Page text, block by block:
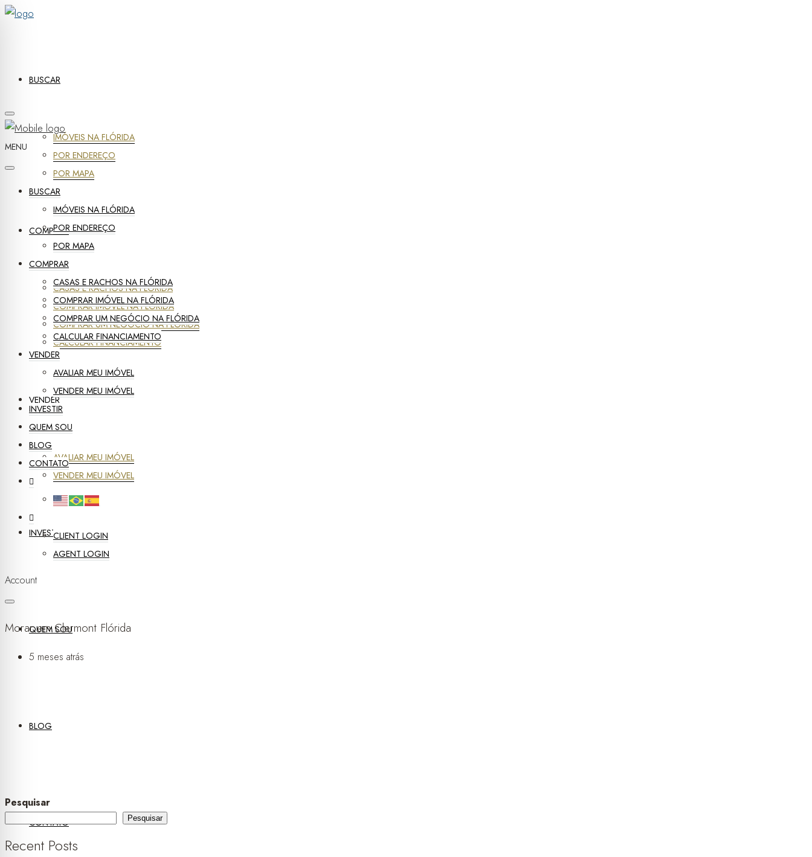
BUSCAR
IMÓVEIS NA FLÓRIDA
POR ENDEREÇO
POR MAPA
COMPRAR
CASAS E RACHOS NA FLÓRIDA
COMPRAR IMÓVEL NA FLÓRIDA
COMPRAR UM NEGÓCIO NA FLÓRIDA
CALCULAR FINANCIAMENTO
VENDER
AVALIAR MEU IMÓVEL
VENDER MEU IMÓVEL
INVESTIR
QUEM SOU
BLOG
CONTATO
MENU
BUSCAR
IMÓVEIS NA FLÓRIDA
POR ENDEREÇO
POR MAPA
COMPRAR
CASAS E RACHOS NA FLÓRIDA
COMPRAR IMÓVEL NA FLÓRIDA
COMPRAR UM NEGÓCIO NA FLÓRIDA
CALCULAR FINANCIAMENTO
VENDER
AVALIAR MEU IMÓVEL
VENDER MEU IMÓVEL
INVESTIR
QUEM SOU
BLOG
CONTATO
CLIENT LOGIN
AGENT LOGIN
Account
Morar em Clermont Flórida
5 meses atrás
Pesquisar
Pesquisar
Recent Posts